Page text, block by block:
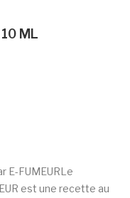
ML
E-FUMEURLe
est une recette au